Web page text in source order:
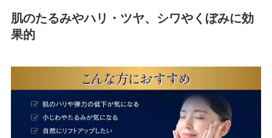
肌のたるみやハリ・ツヤ、シワやくぼみに効
果的